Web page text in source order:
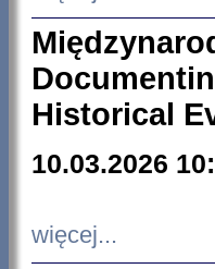
Historical
10.03.2026
więcej...